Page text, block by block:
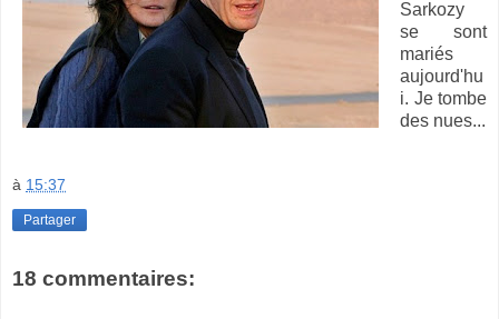
Sarkozy
se sont
mariés
aujourd'hu
i. Je tombe
des nues...
à 15:37
Partager
18 commentaires: